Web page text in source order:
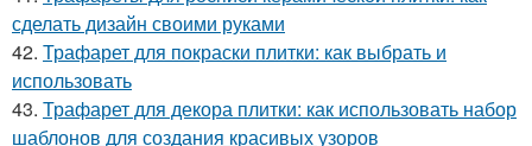
сделать дизайн своими руками
42. Трафарет для покраски плитки: как выбрать и
использовать
43. Трафарет для декора плитки: как использовать набор
шаблонов для создания красивых узоров